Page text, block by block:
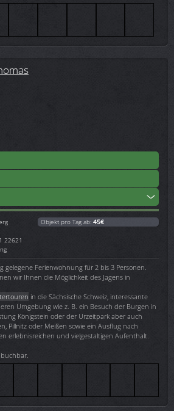
22621
Objekt pro Tag ab: 45€
gelegene Ferienwohnung für 2 bis 3 Personen.
wir Ihnen die Möglichkeit des Jagens in
in die Sächsische Schweiz, interessante
Umgebung wie z. B. ein Besuch der Burgen in
Königstein oder der Urzeitpark aber auch
Pillnitz oder Meißen sowie ein Ausflug nach
erlebnisreichen und vielgestaltigen Aufenthalt.